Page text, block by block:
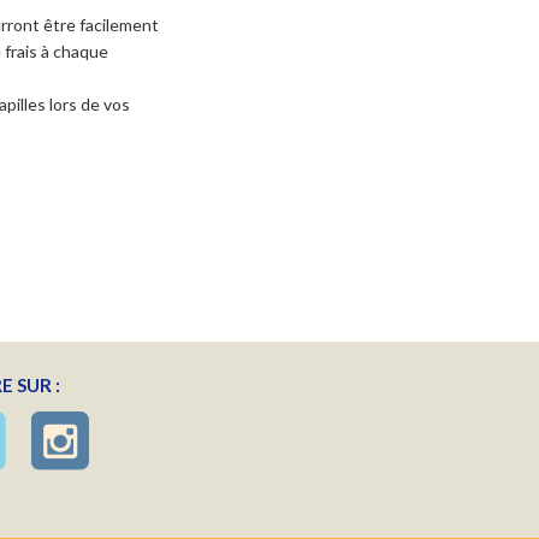
être facilement
à chaque
lors de vos
SUR :